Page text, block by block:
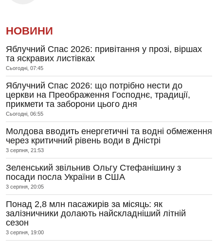
НОВИНИ
Яблучний Спас 2026: привітання у прозі, віршах
та яскравих листівках
Сьогодні, 07:45
Яблучний Спас 2026: що потрібно нести до
церкви на Преображення Господнє, традиції,
прикмети та заборони цього дня
Сьогодні, 06:55
Молдова вводить енергетичні та водні обмеження
через критичний рівень води в Дністрі
3 серпня, 21:53
Зеленський звільнив Ольгу Стефанішину з
посади посла України в США
3 серпня, 20:05
Понад 2,8 млн пасажирів за місяць: як
залізничники долають найскладніший літній
сезон
3 серпня, 19:00